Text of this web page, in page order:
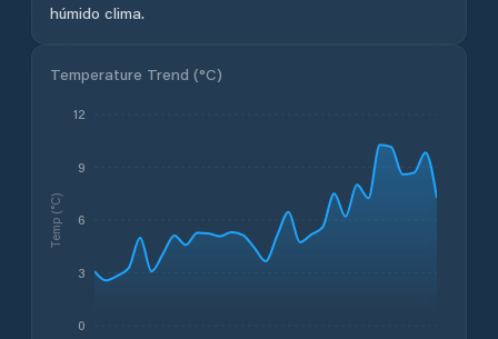
húmido clima.
Temperature Trend (°C)
0
3
6
9
12
Temp (°C)